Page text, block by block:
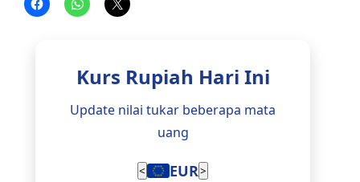
Kurs Rupiah Hari Ini
Update nilai tukar beberapa mata
uang
< EUR>